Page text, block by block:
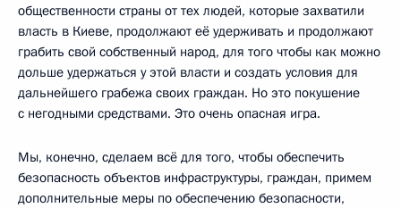
общественности страны от тех людей, которые захватили
власть в Киеве, продолжают её удерживать и продолжают
грабить свой собственный народ, для того чтобы как можно
дольше удержаться у этой власти и создать условия для
дальнейшего грабежа своих граждан. Но это покушение
с негодными средствами. Это очень опасная игра.
Мы, конечно, сделаем всё для того, чтобы обеспечить
безопасность объектов инфраструктуры, граждан, примем
дополнительные меры по обеспечению безопасности,